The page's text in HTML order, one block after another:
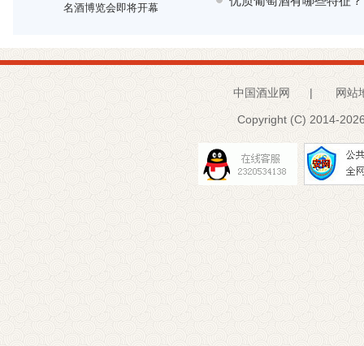
名酒博览会即将开幕
中国酒业网 | 网站
Copyright (C) 2014-